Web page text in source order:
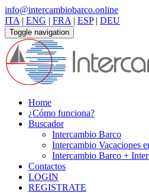
info@intercambiobarco.online
ITA | ENG | FRA | ESP| DEU
Toggle navigation
Home
¿Cómo funciona?
Buscador
Intercambio Barco
Intercambio Vacaciones
Intercambio Barco +
Contactos
LOGIN
REGISTRATE